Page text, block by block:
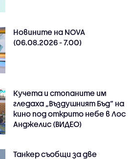
Новините на NOVA
(06.08.2026 - 7.00)
Кучета и стопаните им
гледаха „Въздушният Бъд“ на
кино под открито небе в Лос
Анджелис (ВИДЕО)
Танкер съобщи за две